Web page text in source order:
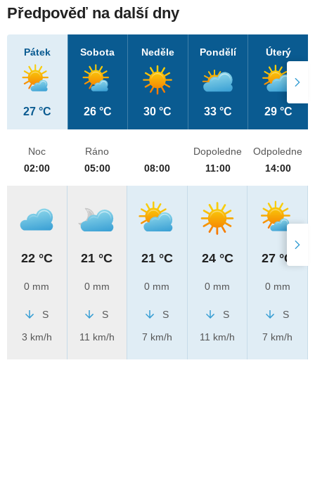
Předpověď na další dny
Pátek
27 °C
Sobota
26 °C
Neděle
30 °C
Pondělí
33 °C
Úterý
29 °C
Noc
02:00
22 °C
0 mm
S
3 km/h
Ráno
05:00
21 °C
0 mm
S
11 km/h
08:00
21 °C
0 mm
S
7 km/h
Dopoledne
11:00
24 °C
0 mm
S
11 km/h
Odpoledne
14:00
27 °C
0 mm
S
7 km/h